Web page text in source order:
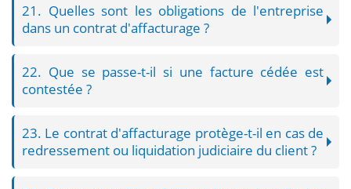
21. Quelles sont les obligations de l'entreprise
dans un contrat d'affacturage ?
22. Que se passe-t-il si une facture cédée est
contestée ?
23. Le contrat d'affacturage protège-t-il en cas de
redressement ou liquidation judiciaire du client ?